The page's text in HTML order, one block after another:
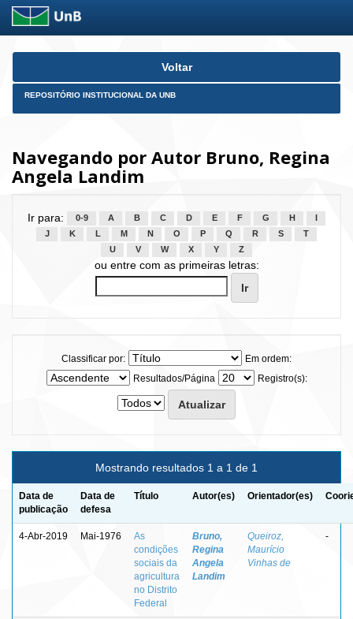
Skip
Voltar
REPOSITÓRIO INSTITUCIONAL DA UNB
Navegando por Autor Bruno, Regina
Angela Landim
Ir para: 0-9 A B C D E F G H
J
K L M N O P Q R S
T
U
V W X Y Z
ou entre com as primeiras letras:
Classificar por:
Em ordem:
Resultados/Página
Registro(s):
Mostrando resultados 1 a 1 de 1
Data de
publicação
Data de
defesa
Título Autor(es) Orientador(es)
4-Abr-2019 Mai-1976
As
condições
sociais da
agricultura
no Distrito
Federal
Bruno,
Regina
Angela
Landim
Queiroz,
Maurício
Vinhas de
-